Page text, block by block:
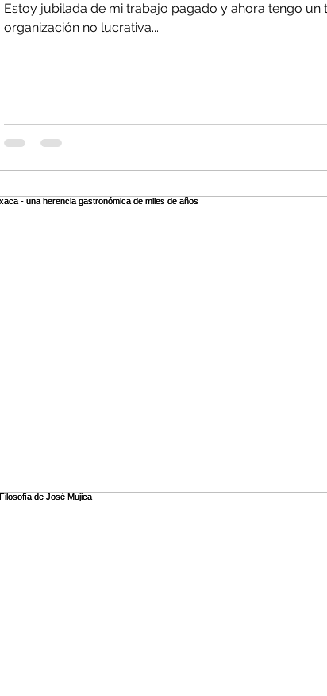
Estoy jubilada de mi trabajo pagado y ahora tengo
organización no lucrativa...